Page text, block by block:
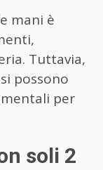
mani è
Tuttavia,
possono
per
soli 2